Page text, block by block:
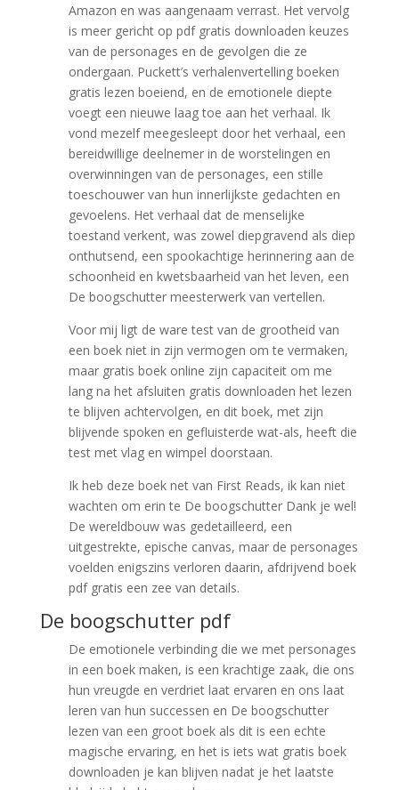
Amazon en was aangenaam verrast. Het vervolg
is meer gericht op pdf gratis downloaden keuzes
van de personages en de gevolgen die ze
ondergaan. Puckett’s verhalenvertelling boeken
gratis lezen boeiend, en de emotionele diepte
voegt een nieuwe laag toe aan het verhaal. Ik
vond mezelf meegesleept door het verhaal, een
bereidwillige deelnemer in de worstelingen en
overwinningen van de personages, een stille
toeschouwer van hun innerlijkste gedachten en
gevoelens. Het verhaal dat de menselijke
toestand verkent, was zowel diepgravend als diep
onthutsend, een spookachtige herinnering aan de
schoonheid en kwetsbaarheid van het leven, een
De boogschutter meesterwerk van vertellen.
Voor mij ligt de ware test van de grootheid van
een boek niet in zijn vermogen om te vermaken,
maar gratis boek online zijn capaciteit om me
lang na het afsluiten gratis downloaden het lezen
te blijven achtervolgen, en dit boek, met zijn
blijvende spoken en gefluisterde wat-als, heeft die
test met vlag en wimpel doorstaan.
Ik heb deze boek net van First Reads, ik kan niet
wachten om erin te De boogschutter Dank je wel!
De wereldbouw was gedetailleerd, een
uitgestrekte, epische canvas, maar de personages
voelden enigszins verloren daarin, afdrijvend boek
pdf gratis een zee van details.
De boogschutter pdf
De emotionele verbinding die we met personages
in een boek maken, is een krachtige zaak, die ons
hun vreugde en verdriet laat ervaren en ons laat
leren van hun successen en De boogschutter
lezen van een groot boek als dit is een echte
magische ervaring, en het is iets wat gratis boek
downloaden je kan blijven nadat je het laatste